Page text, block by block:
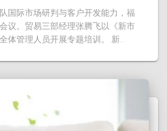
国际市场研判与客户开发能力，福
议。贸易三部经理张腾飞以《新市
体管理人员开展专题培训。 新…